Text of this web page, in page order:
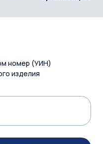
номер (УИН)
изделия